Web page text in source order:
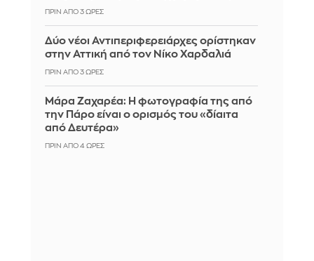
ΠΡΙΝ ΑΠΌ 3 ΏΡΕΣ
Δύο νέοι Αντιπεριφερειάρχες ορίστηκαν
στην Αττική από τον Νίκο Χαρδαλιά
ΠΡΙΝ ΑΠΌ 3 ΏΡΕΣ
Μάρα Ζαχαρέα: Η φωτογραφία της από
την Πάρο είναι ο ορισμός του «δίαιτα
από Δευτέρα»
ΠΡΙΝ ΑΠΌ 4 ΏΡΕΣ